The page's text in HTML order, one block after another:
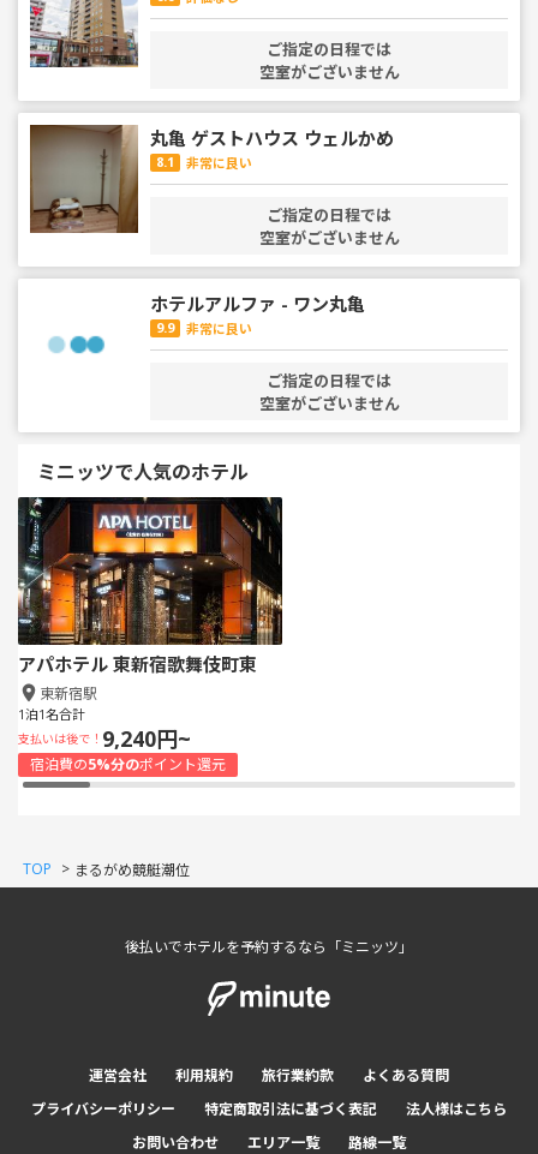
ご指定の日程では
空室がございません
丸亀 ゲストハウス ウェルかめ
8.1 非常に良い
ご指定の日程では
空室がございません
ホテルアルファ - ワン丸亀
9.9 非常に良い
ご指定の日程では
空室がございません
ミニッツで人気のホテル
アパホテル 東新宿歌舞伎町東
東新宿駅
1泊1名合計
支払いは後で！ 9,240円~
宿泊費の5%分のポイント還元
TOP > まるがめ競艇潮位
後払いでホテルを予約するなら「ミニッツ」
運営会社 利用規約 旅行業約款
よくある質問
プライバシーポリシー
特定商取引法に基づく表記
法人様はこちら
お問い合わせ
エリア一覧 路線一覧